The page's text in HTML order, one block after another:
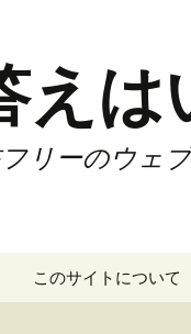
えは
リーのウェ
このサイトについて